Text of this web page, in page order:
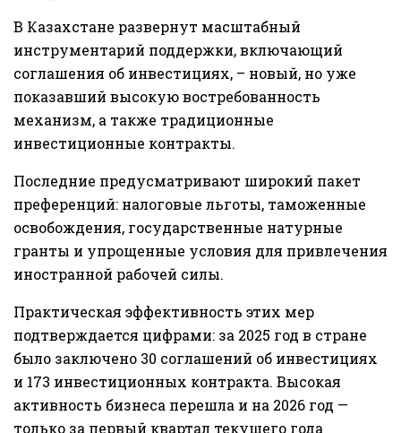
В Казахстане развернут масштабный
инструментарий поддержки, включающий
соглашения об инвестициях, – новый, но уже
показавший высокую востребованность
механизм, а также традиционные
инвестиционные контракты.
Последние предусматривают широкий пакет
преференций: налоговые льготы, таможенные
освобождения, государственные натурные
гранты и упрощенные условия для привлечения
иностранной рабочей силы.
Практическая эффективность этих мер
подтверждается цифрами: за 2025 год в стране
было заключено 30 соглашений об инвестициях
и 173 инвестиционных контракта. Высокая
активность бизнеса перешла и на 2026 год —
только за первый квартал текущего года